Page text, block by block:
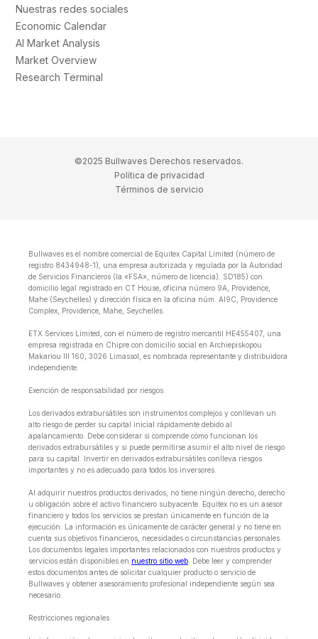
Nuestras redes sociales
Economic Calendar
AI Market Analysis
Market Overview
Research Terminal
©2025 Bullwaves Derechos reservados.
Política de privacidad
Términos de servicio
Bullwaves es el nombre comercial de Equitex Capital Limited (número de
registro 8434948-1), una empresa autorizada y regulada por la Autoridad
de Servicios Financieros (la «FSA», número de licencia). SD185) con
domicilio legal registrado en CT House, oficina número 9A, Providence,
Mahe (Seychelles) y dirección física en la oficina núm. Al9C, Providence
Complex, Providence, Mahe, Seychelles.
ETX Services Limited, con el número de registro mercantil HE455407, una
empresa registrada en Chipre con domicilio social en Archiepiskopou
Makariou lll 160, 3026 Limassol, es nombrada representante y distribuidora
independiente.
Exención de responsabilidad por riesgos:
Los derivados extrabursátiles son instrumentos complejos y conllevan un
alto riesgo de perder su capital inicial rápidamente debido al
apalancamiento. Debe considerar si comprende cómo funcionan los
derivados extrabursátiles y si puede permitirse asumir el alto nivel de riesgo
para su capital. Invertir en derivados extrabursátiles conlleva riesgos
importantes y no es adecuado para todos los inversores.
Al adquirir nuestros productos derivados, no tiene ningún derecho, derecho
u obligación sobre el activo financiero subyacente. Equitex no es un asesor
financiero y todos los servicios se prestan únicamente en función de la
ejecución. La información es únicamente de carácter general y no tiene en
cuenta sus objetivos financieros, necesidades o circunstancias personales.
Los documentos legales importantes relacionados con nuestros productos y
servicios están disponibles en nuestro sitio web . Debe leer y comprender
estos documentos antes de solicitar cualquier producto o servicio de
Bullwaves y obtener asesoramiento profesional independiente según sea
necesario.
Restricciones regionales: